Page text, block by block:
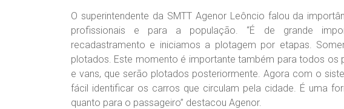
O superintendente da SMTT Agenor Leôncio falou da
profissionais e para a população. “É de grande
recadastramento e iniciamos a plotagem por etapas.
plotados. Este momento é importante também para todos os
e vans, que serão plotados posteriormente. Agora com o
fácil identificar os carros que circulam pela cidade. É uma
quanto para o passageiro” destacou Agenor.